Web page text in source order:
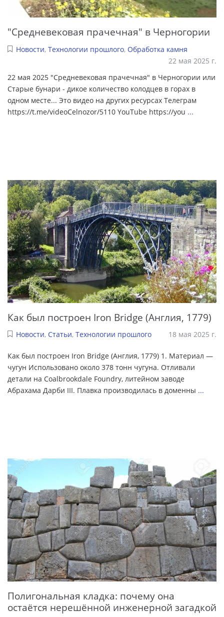
"Средневековая прачечная" в Черногории
Новости, Технологии прошлого, Обработка камня
22 мая 2025 г.
22 мая 2025 "Средневековая прачечная" в Черногории или
Старые бунари - дикое количество колодцев в горах в
одном месте... Это видео на других ресурсах Телеграм
https://t.me/videoCelnozor/5110 YouTube https://you ...
Как был построен Iron Bridge (Англия, 1779)
Новости, Статьи, Технологии прошлого 18 мая 2025 г.
Как был построен Iron Bridge (Англия, 1779) 1. Материал —
чугун Использовано около 378 тонн чугуна. Отливали
детали на Coalbrookdale Foundry, литейном заводе
Абрахама Дарби III. Плавка производилась в доменны ...
Полигональная кладка: почему она
остаётся нерешённой инженерной загадкой